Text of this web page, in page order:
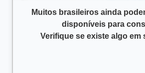
Muitos brasileiros ainda
disponíveis para
Verifique se existe algo em